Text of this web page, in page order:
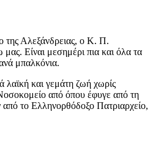
της Αλεξάνδρειας, ο Κ. Π.
Είναι μεσημέρι πια και όλα τα
μπαλκόνια.
λαϊκή και γεμάτη ζωή χωρίς
από όπου έφυγε από τη
από το Ελληνορθόδοξο Πατριαρχείο,